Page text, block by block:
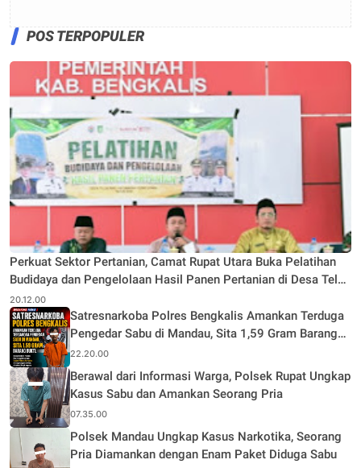
POS TERPOPULER
Perkuat Sektor Pertanian, Camat Rupat Utara Buka Pelatihan
Budidaya dan Pengelolaan Hasil Panen Pertanian di Desa Teluk
Rhu
20.12.00
Satresnarkoba Polres Bengkalis Amankan Terduga
Pengedar Sabu di Mandau, Sita 1,59 Gram Barang
Bukti
22.20.00
Berawal dari Informasi Warga, Polsek Rupat Ungkap
Kasus Sabu dan Amankan Seorang Pria
07.35.00
Polsek Mandau Ungkap Kasus Narkotika, Seorang
Pria Diamankan dengan Enam Paket Diduga Sabu